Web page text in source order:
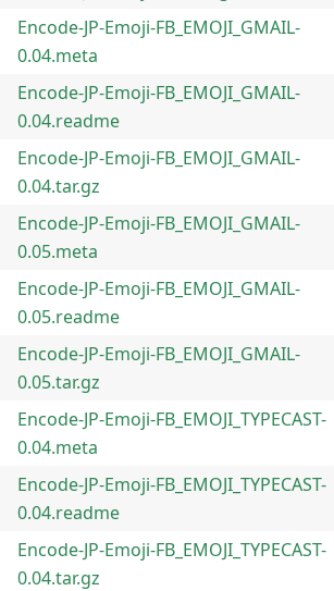
Encode-JP-Emoji-FB_EMOJI_GMAIL-
0.04.meta
Encode-JP-Emoji-FB_EMOJI_GMAIL-
0.04.readme
Encode-JP-Emoji-FB_EMOJI_GMAIL-
0.04.tar.gz
Encode-JP-Emoji-FB_EMOJI_GMAIL-
0.05.meta
Encode-JP-Emoji-FB_EMOJI_GMAIL-
0.05.readme
Encode-JP-Emoji-FB_EMOJI_GMAIL-
0.05.tar.gz
Encode-JP-Emoji-FB_EMOJI_TYPECAST-
0.04.meta
Encode-JP-Emoji-FB_EMOJI_TYPECAST-
0.04.readme
Encode-JP-Emoji-FB_EMOJI_TYPECAST-
0.04.tar.gz